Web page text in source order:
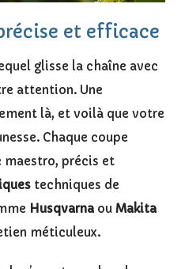
et efficace
glisse la chaîne avec
attention. Une
là, et voilà que votre
Chaque coupe
maestro, précis et
techniques de
Husqvarna ou Makita
méticuleux.